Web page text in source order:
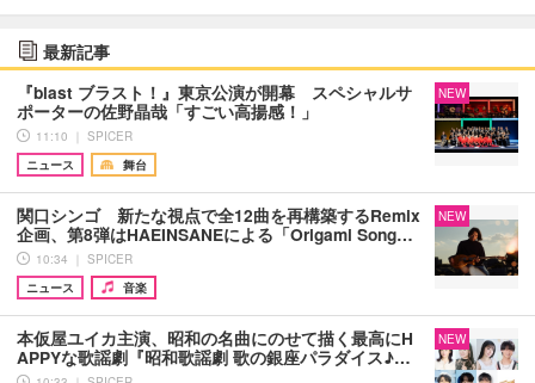
最新記事
『blast ブラスト！』東京公演が開幕 スペシャルサ
ポーターの佐野晶哉「すごい高揚感！」
11:10 ｜ SPICER
ニュース
舞台
NEW
関口シンゴ 新たな視点で全12曲を再構築するRemix
企画、第8弾はHAEINSANEによる「Origami Song…
10:34 ｜ SPICER
ニュース
音楽
NEW
本仮屋ユイカ主演、昭和の名曲にのせて描く最高にH
APPYな歌謡劇『昭和歌謡劇 歌の銀座パラダイス♪…
NEW